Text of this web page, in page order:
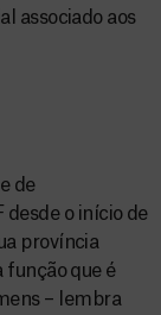
associado aos
de
o início de
província
função que é
– lembra